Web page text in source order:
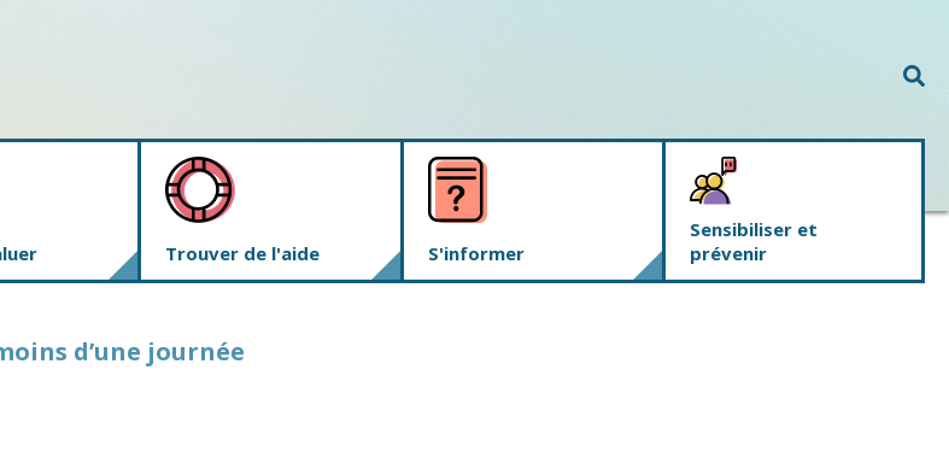
Trouver de l'aide S'informer
Sensibiliser et
prévenir
d’une journée